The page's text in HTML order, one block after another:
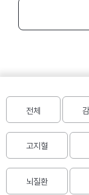
정
게
시
판
모
아
전체
고지혈
뇌질환
학습상담 : 1577-1691
홈페이지이용문의 :